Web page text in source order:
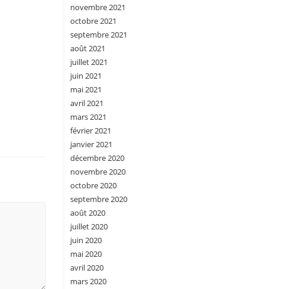
novembre 2021
octobre 2021
septembre 2021
août 2021
juillet 2021
juin 2021
mai 2021
avril 2021
mars 2021
février 2021
janvier 2021
décembre 2020
novembre 2020
octobre 2020
septembre 2020
août 2020
juillet 2020
juin 2020
mai 2020
avril 2020
mars 2020